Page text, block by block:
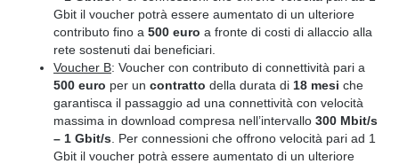
Gbit il voucher potrà essere aumentato di un ulteriore
contributo fino a 500 euro a fronte di costi di allaccio alla
rete sostenuti dai beneficiari.
Voucher B: Voucher con contributo di connettività pari a
500 euro per un contratto della durata di 18 mesi che
garantisca il passaggio ad una connettività con velocità
massima in download compresa nell’intervallo 300 Mbit/s
– 1 Gbit/s . Per connessioni che offrono velocità pari ad 1
Gbit il voucher potrà essere aumentato di un ulteriore